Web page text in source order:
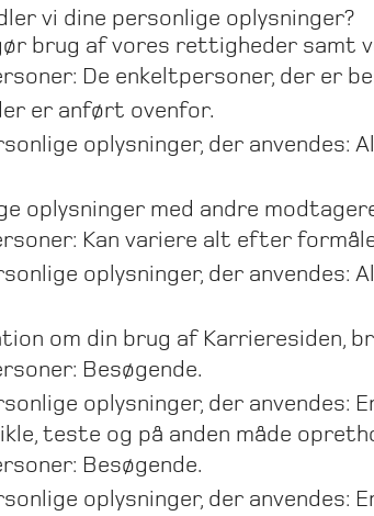
vi dine personlige oplysninger?
brug af vores rettigheder samt
De enkeltpersoner, der er
er anført ovenfor.
oplysninger, der anvendes:
oplysninger med andre
Kan variere alt efter
oplysninger, der anvendes:
om din brug af Karrieresiden,
Besøgende.
oplysninger, der anvendes:
teste og på anden måde
Besøgende.
oplysninger, der anvendes: